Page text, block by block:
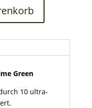
Green
10 ultra-